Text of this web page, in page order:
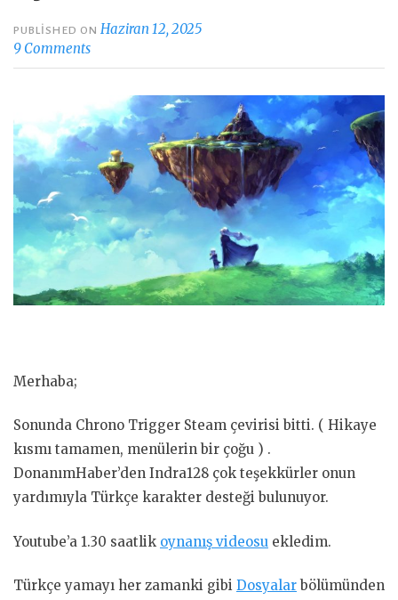
PUBLISHED ONHaziran 12, 2025
9 Comments
Merhaba;
Sonunda Chrono Trigger Steam çevirisi bitti. ( Hikaye
kısmı tamamen, menülerin bir çoğu ) .
DonanımHaber’den Indra128 çok teşekkürler onun
yardımıyla Türkçe karakter desteği bulunuyor.
Youtube’a 1.30 saatlik oynanış videosu ekledim.
Türkçe yamayı her zamanki gibi Dosyalar bölümünden